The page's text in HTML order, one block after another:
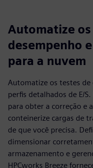
Automatize
desempenho
para a nuvem
Automatize os testes de
perfis detalhados de E/
para obter a correção e
conteinerize cargas de
de que você precisa.
dimensionar
armazenamento e
HPCworks Breeze